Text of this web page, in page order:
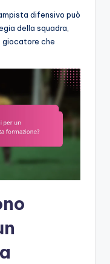
difensivo può
della squadra,
giocatore che